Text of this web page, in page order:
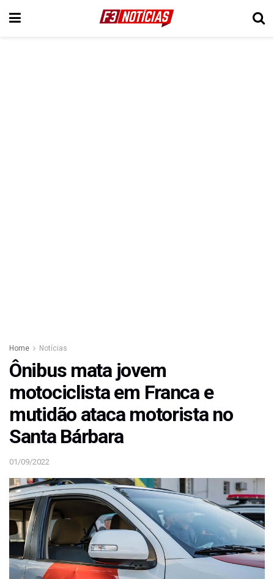
Home Notícias
Ônibus mata jovem
motociclista em Franca e
mutidão ataca motorista no
Santa Bárbara
01/09/2022